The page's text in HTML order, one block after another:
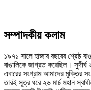
সম্পাদকীয় কলাম
১৯৭১ সালে হাজার বছরের শ্রেষ্ঠ
বাঙালিকে জাগ্রত করেছিল। সুদীর্ঘ
এবারের সংগ্রাম আমাদের মুক্তির
তারই সূত্র ধরে ২৬ মার্চ মহান